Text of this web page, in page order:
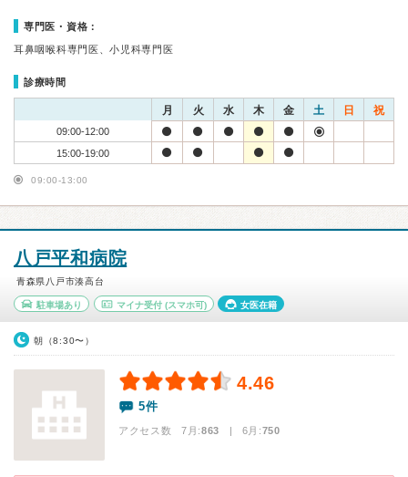
専門医・資格：
耳鼻咽喉科専門医、小児科専門医
診療時間
月 火 水 木 金 土 日 祝
09:00-12:00
15:00-19:00
09:00-13:00
八戸平和病院
青森県八戸市湊高台
駐車場あり マイナ受付(スマホ可) 女医在籍
朝（8:30〜）
4.46
5件
アクセス数 7月:863 | 6月:750